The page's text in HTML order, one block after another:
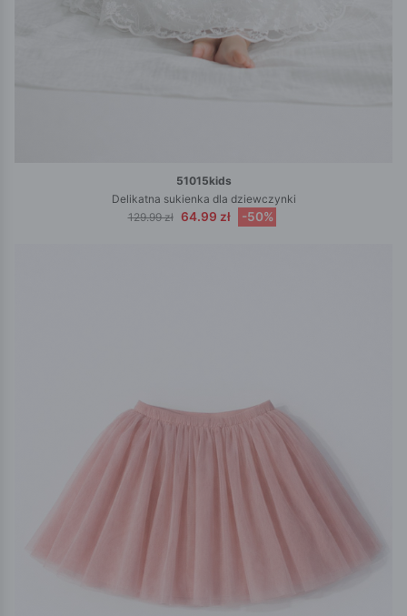
51015kids
Delikatna sukienka dla dziewczynki
129.99 zł 64.99 zł -50%